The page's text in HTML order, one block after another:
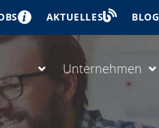
AKTUELLES BLOG
Unternehmen